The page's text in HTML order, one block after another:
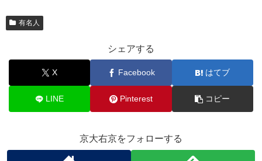
有名人
シェアする
X Facebook はてブ
LINE Pinterest コピー
京大右京をフォローする